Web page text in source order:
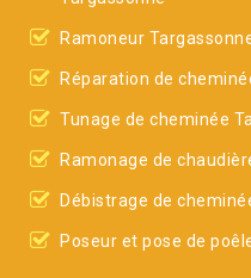
Ramoneur
Réparation de
Tunage de cheminée
Ramonage de
Débistrage de
Poseur et pose de